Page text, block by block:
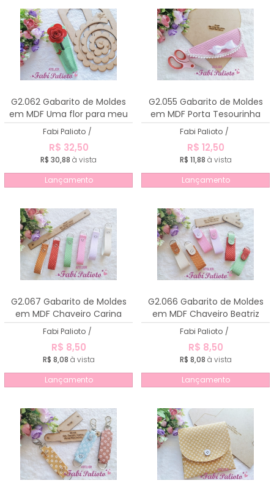
G2.062 Gabarito de Moldes
em MDF Uma flor para meu
Amor
Fabi Palioto /
R$ 32,50
R$ 30,88 à vista
Lançamento
G2.055 Gabarito de Moldes
em MDF Porta Tesourinha
Fabi Palioto /
R$ 12,50
R$ 11,88 à vista
Lançamento
G2.067 Gabarito de Moldes
em MDF Chaveiro Carina
Fabi Palioto /
R$ 8,50
R$ 8,08 à vista
Lançamento
G2.066 Gabarito de Moldes
em MDF Chaveiro Beatriz
Fabi Palioto /
R$ 8,50
R$ 8,08 à vista
Lançamento